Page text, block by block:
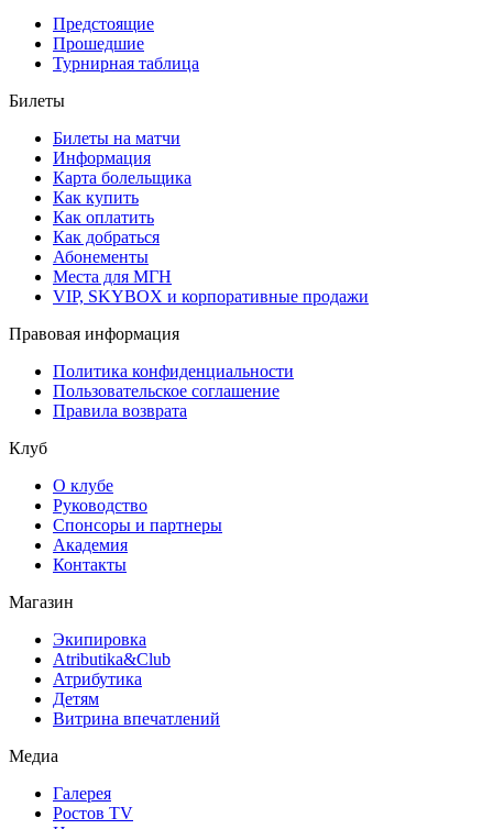
Предстоящие
Прошедшие
Турнирная таблица
Билеты
Билеты на матчи
Информация
Карта болельщика
Как купить
Как оплатить
Как добраться
Абонементы
Места для МГН
VIP, SKYBOX и корпоративные продажи
Правовая информация
Политика конфиденциальности
Пользовательское соглашение
Правила возврата
Клуб
О клубе
Руководство
Спонсоры и партнеры
Академия
Контакты
Магазин
Экипировка
Atributika&Club
Атрибутика
Детям
Витрина впечатлений
Медиа
Галерея
Ростов TV